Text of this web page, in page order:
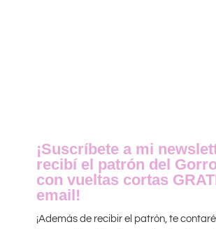
¡Suscríbete a mi
recibí el patrón del
con vueltas cortas
email!
¡Además de recibir el patrón, te